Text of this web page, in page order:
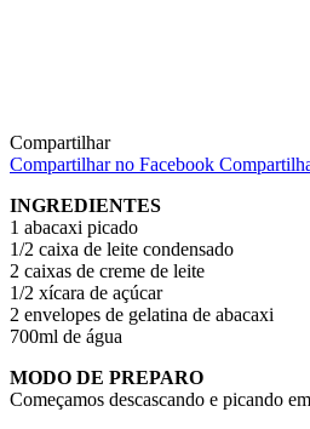
Compartilhar
Compartilhar no Facebook
INGREDIENTES
1 abacaxi picado
1/2 caixa de leite condensado
2 caixas de creme de leite
1/2 xícara de açúcar
2 envelopes de gelatina de abacaxi
700ml de água
MODO DE PREPARO
Começamos descascando e picando